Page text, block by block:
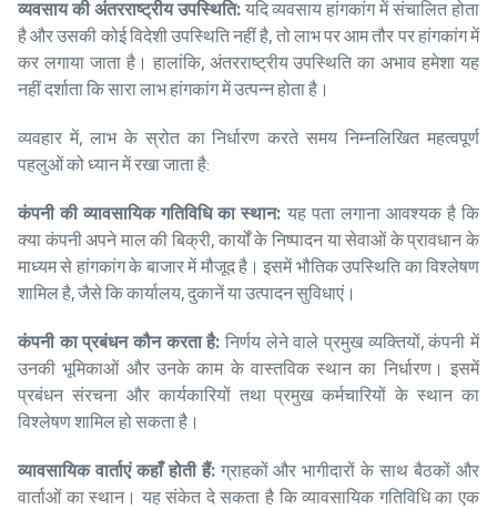
व्यवसाय की अंतरराष्ट्रीय उपस्थिति:यदि व्यवसाय हांगकांग में संचालित होता
है और उसकी कोई विदेशी उपस्थिति नहीं है, तो लाभ पर आम तौर पर हांगकांग में
कर लगाया जाता है। हालांकि, अंतरराष्ट्रीय उपस्थिति का अभाव हमेशा यह
नहीं दर्शाता कि सारा लाभ हांगकांग में उत्पन्न होता है।
व्यवहार में, लाभ के स्रोत का निर्धारण करते समय निम्नलिखित महत्वपूर्ण
पहलुओं को ध्यान में रखा जाता है:
कंपनी की व्यावसायिक गतिविधि का स्थान: यह पता लगाना आवश्यक है कि
क्या कंपनी अपने माल की बिक्री, कार्यों के निष्पादन या सेवाओं के प्रावधान के
माध्यम से हांगकांग के बाजार में मौजूद है। इसमें भौतिक उपस्थिति का विश्लेषण
शामिल है, जैसे कि कार्यालय, दुकानें या उत्पादन सुविधाएं।
कंपनी का प्रबंधन कौन करता है: निर्णय लेने वाले प्रमुख व्यक्तियों, कंपनी में
उनकी भूमिकाओं और उनके काम के वास्तविक स्थान का निर्धारण। इसमें
प्रबंधन संरचना और कार्यकारियों तथा प्रमुख कर्मचारियों के स्थान का
विश्लेषण शामिल हो सकता है।
व्यावसायिक वार्ताएं कहाँ होती हैं:ग्राहकों और भागीदारों के साथ बैठकों और
वार्ताओं का स्थान। यह संकेत दे सकता है कि व्यावसायिक गतिविधि का एक